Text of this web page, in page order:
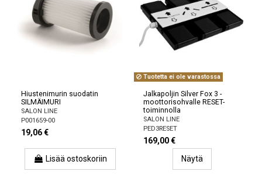
Hiustenimurin suodatin
SILMÄIMURI
SALON LINE
P001659-00
19,06 €
Lisää ostoskoriin
Tuotetta ei ole varastossa
Jalkapoljin Silver Fox 3 -
moottorisohvalle RESET-
toiminnolla
SALON LINE
PED3RESET
169,00 €
Näytä